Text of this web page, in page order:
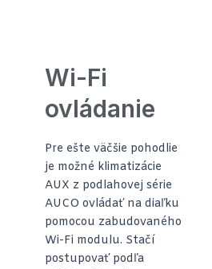
Wi-Fi
ovládanie
Pre ešte väčšie pohodlie
je možné klimatizácie
AUX z podlahovej série
AUCO ovládať na diaľku
pomocou zabudovaného
Wi-Fi modulu. Stačí
postupovať podľa